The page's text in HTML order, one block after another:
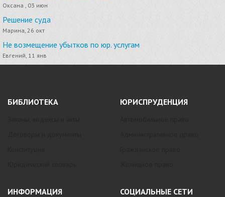
Оксана , 03 июн
Решение суда
Марина, 26 окт
Не возмещение убытков по юр. услугам
Евгений, 11 янв
БИБЛИОТЕКА ЮРИСПРУДЕНЦИЯ
ИНФОРМАЦИЯ СОЦИАЛЬНЫЕ СЕТИ